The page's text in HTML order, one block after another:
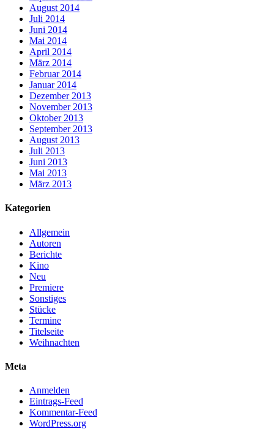
August 2014
Juli 2014
Juni 2014
Mai 2014
April 2014
März 2014
Februar 2014
Januar 2014
Dezember 2013
November 2013
Oktober 2013
September 2013
August 2013
Juli 2013
Juni 2013
Mai 2013
März 2013
Kategorien
Allgemein
Autoren
Berichte
Kino
Neu
Premiere
Sonstiges
Stücke
Termine
Titelseite
Weihnachten
Meta
Anmelden
Eintrags-Feed
Kommentar-Feed
WordPress.org